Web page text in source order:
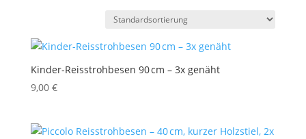
Kinder-Reisstrohbesen 90 cm – 3x genäht
9,00 €